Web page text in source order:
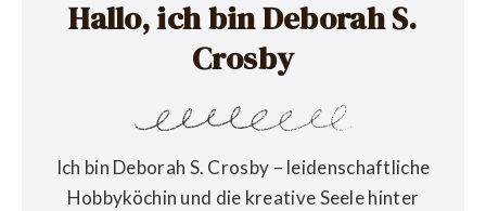
Hallo, ich bin Deborah S.
Crosby
Ich bin Deborah S. Crosby – leidenschaftliche
Hobbyköchin und die kreative Seele hinter